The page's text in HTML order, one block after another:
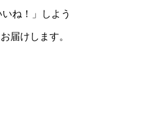
ね！」しよう
届けします。